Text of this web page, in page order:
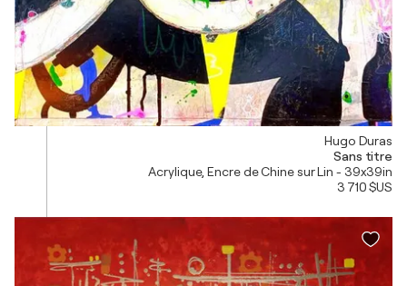
Hugo Duras
Sans titre
Acrylique, Encre de Chine sur Lin - 39x39in
3 710 $US